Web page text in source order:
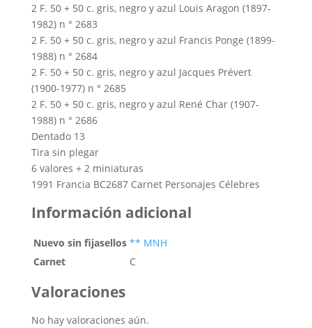
2 F. 50 + 50 c. gris, negro y azul Louis Aragon (1897-
1982) n ° 2683
2 F. 50 + 50 c. gris, negro y azul Francis Ponge (1899-
1988) n ° 2684
2 F. 50 + 50 c. gris, negro y azul Jacques Prévert
(1900-1977) n ° 2685
2 F. 50 + 50 c. gris, negro y azul René Char (1907-
1988) n ° 2686
Dentado 13
Tira sin plegar
6 valores + 2 miniaturas
1991 Francia BC2687 Carnet Personajes Célebres
Información adicional
Nuevo sin fijasellos ** MNH
Carnet
C
Valoraciones
No hay valoraciones aún.